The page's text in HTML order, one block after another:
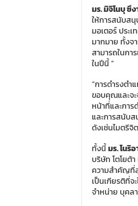
มร.มิจิโนบุ ซึง
ให้การสนับสนุ
มอเตอร์ ประ
มากมาย ทั้งจ
สามารถในกา
ในปีนี้ “
“การดำรงตำ
ขอบคุณและจ
หน้าที่และการ
และการสนับ
ดังเช่นไมตรีจิ
ทั้งนี้มร.โนริ
บริษัท โตโยต้
ความสำคัญที่
เป็นเกียรติที่
จำหน่าย บุคล